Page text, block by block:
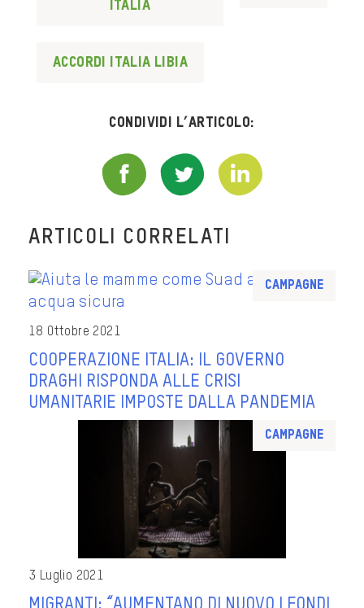
Italia
accordi italia libia
Condividi l’articolo:
ARTICOLI CORRELATI
Campagne
18 Ottobre 2021
COOPERAZIONE ITALIA: IL GOVERNO
DRAGHI RISPONDA ALLE CRISI
UMANITARIE IMPOSTE DALLA PANDEMIA
Campagne
3 Luglio 2021